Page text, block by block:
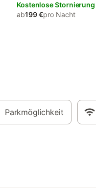
Kostenlose Stornierung
ab199 €pro Nacht
Parkmöglichkeit